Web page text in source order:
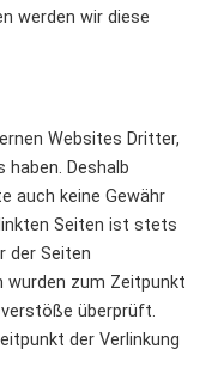
werden wir diese
Websites Dritter,
haben. Deshalb
auch keine Gewähr
Seiten ist stets
der Seiten
wurden zum Zeitpunkt
überprüft.
der Verlinkung